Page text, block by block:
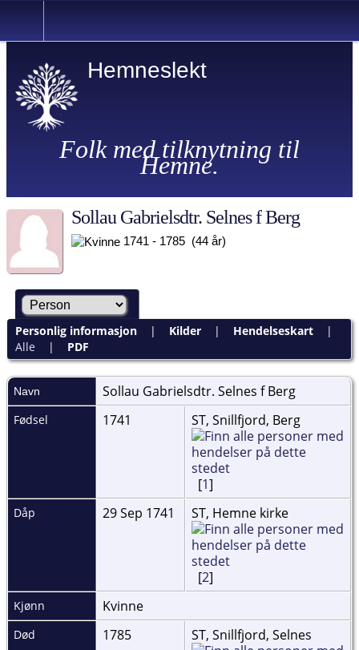
Hemneslekt
Folk med tilknytning til
Hemne.
Sollau Gabrielsdtr. Selnes f Berg
1741 - 1785 (44 år)
Personlig informasjon| Kilder| Hendelseskart|
Alle | PDF
Navn Sollau Gabrielsdtr. Selnes f Berg
Fødsel 1741 ST, Snillfjord, Berg
[1]
Dåp 29 Sep 1741 ST, Hemne kirke
[2]
Kjønn Kvinne
Død 1785 ST, Snillfjord, Selnes